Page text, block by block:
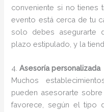
conveniente si no tienes
evento está cerca de tu
solo debes asegurarte
plazo estipulado, y la
4.Asesoría personalizada
Muchos
pueden asesorarte
favorece, según el tipo